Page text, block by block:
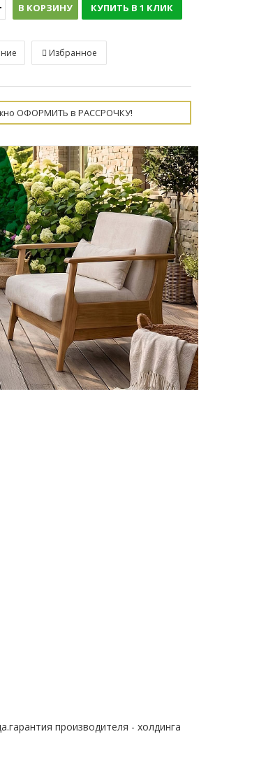
В КОРЗИНУ КУПИТЬ В 1 КЛИК
Избранное
ОФОРМИТЬ в РАССРОЧКУ!
производителя - холдинга